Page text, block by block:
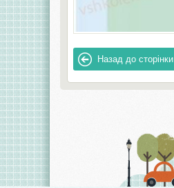
Назад до сторінки